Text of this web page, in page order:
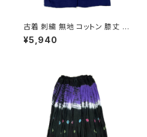
古着 刺繍 無地 コットン 膝丈 ス
カート 紺 (ba2607004)
¥5,940